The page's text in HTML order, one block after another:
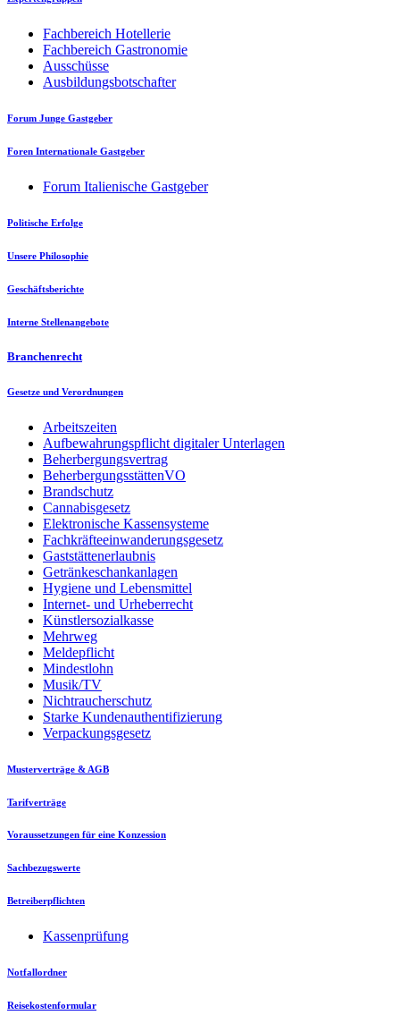
Fachbereich Hotellerie
Fachbereich Gastronomie
Ausschüsse
Ausbildungsbotschafter
Forum Junge Gastgeber
Foren Internationale Gastgeber
Forum Italienische Gastgeber
Politische Erfolge
Unsere Philosophie
Geschäftsberichte
Interne Stellenangebote
Branchenrecht
Gesetze und Verordnungen
Arbeitszeiten
Aufbewahrungspflicht digitaler Unterlagen
Beherbergungsvertrag
BeherbergungsstättenVO
Brandschutz
Cannabisgesetz
Elektronische Kassensysteme
Fachkräfteeinwanderungsgesetz
Gaststättenerlaubnis
Getränkeschankanlagen
Hygiene und Lebensmittel
Internet- und Urheberrecht
Künstlersozialkasse
Mehrweg
Meldepflicht
Mindestlohn
Musik/TV
Nichtraucherschutz
Starke Kundenauthentifizierung
Verpackungsgesetz
Musterverträge & AGB
Tarifverträge
Voraussetzungen für eine Konzession
Sachbezugswerte
Betreiberpflichten
Kassenprüfung
Notfallordner
Reisekostenformular